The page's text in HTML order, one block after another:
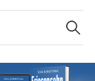
Suchen
nach: